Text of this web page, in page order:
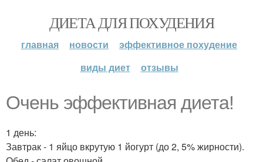
ДИЕТА ДЛЯ ПОХУДЕНИЯ
главная новости
эффективное похудение
виды диет
отзывы
Очень эффективная диета!
1 день:
Завтрак - 1 яйцо вкрутую 1 йогурт (до 2, 5% жирности).